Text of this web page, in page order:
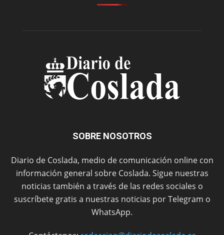
SOBRE NOSOTROS
Diario de Coslada, medio de comunicación online con
información general sobre Coslada. Sigue nuestras
noticias también a través de las redes sociales o
suscríbete gratis a nuestras noticias por Telegram o
WhatsApp.